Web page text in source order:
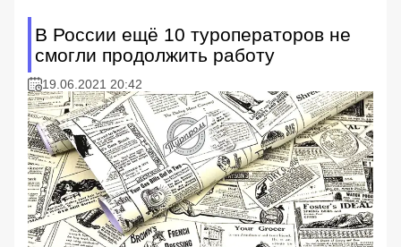
В России ещё 10 туроператоров не
смогли продолжить работу
19.06.2021 20:42